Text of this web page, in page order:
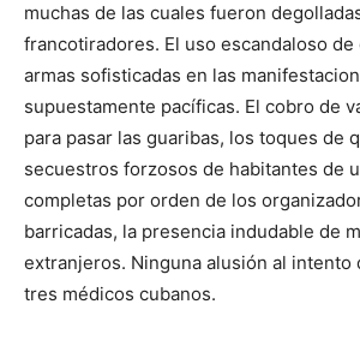
muchas de las cuales fueron
francotiradores. El uso escandaloso de
armas sofisticadas en las
supuestamente pacíficas. El cobro de
para pasar las guaribas, los toques de
secuestros forzosos de habitantes de
completas por orden de los
barricadas, la presencia indudable de
extranjeros. Ninguna alusión al intento
tres médicos cubanos.